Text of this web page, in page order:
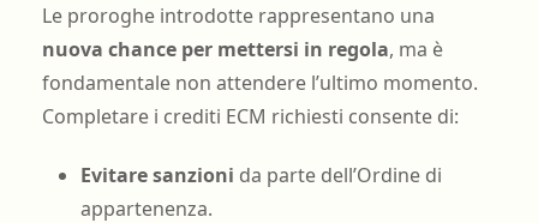
Le proroghe introdotte rappresentano una
nuova chance per mettersi in regola, ma è
fondamentale non attendere l’ultimo momento.
Completare i crediti ECM richiesti consente di:
Evitare sanzioni da parte dell’Ordine di
appartenenza.